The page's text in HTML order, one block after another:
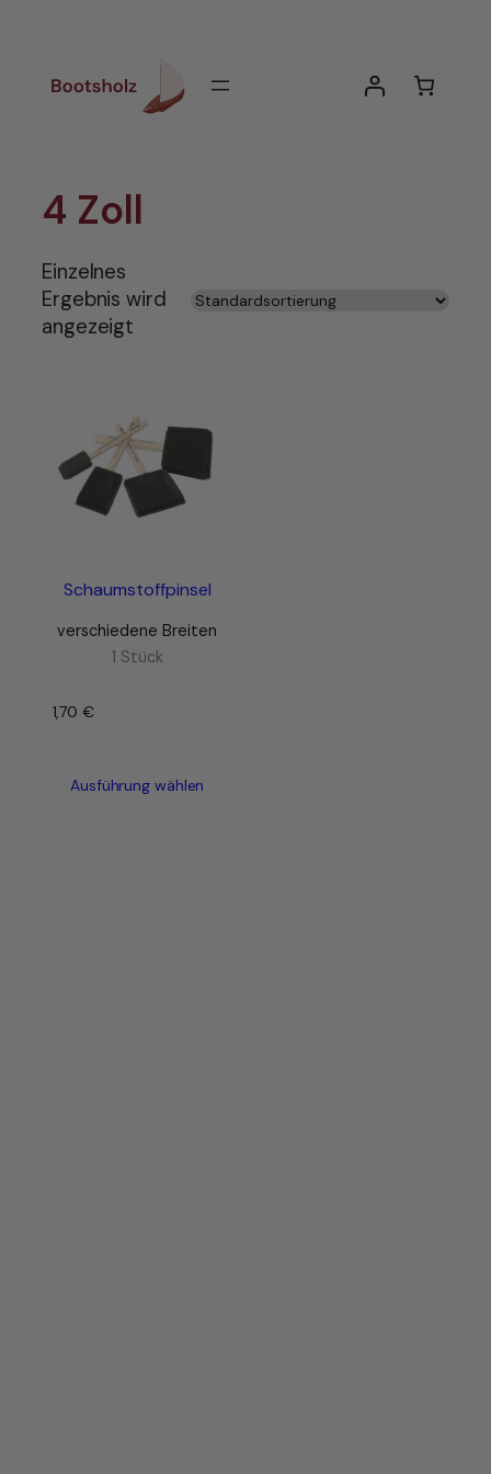
4 Zoll
Einzelnes
Ergebnis wird
angezeigt
Schaumstoffpinsel
verschiedene Breiten
1 Stück
1,70€
Ausführung wählen